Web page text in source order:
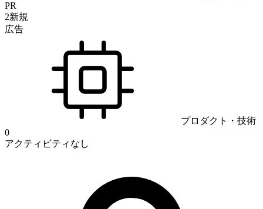
PR
2新規
広告
プロダクト・技術
0
アクティビティなし